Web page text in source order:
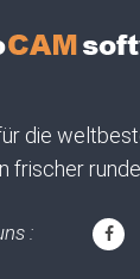
die
frischer
: